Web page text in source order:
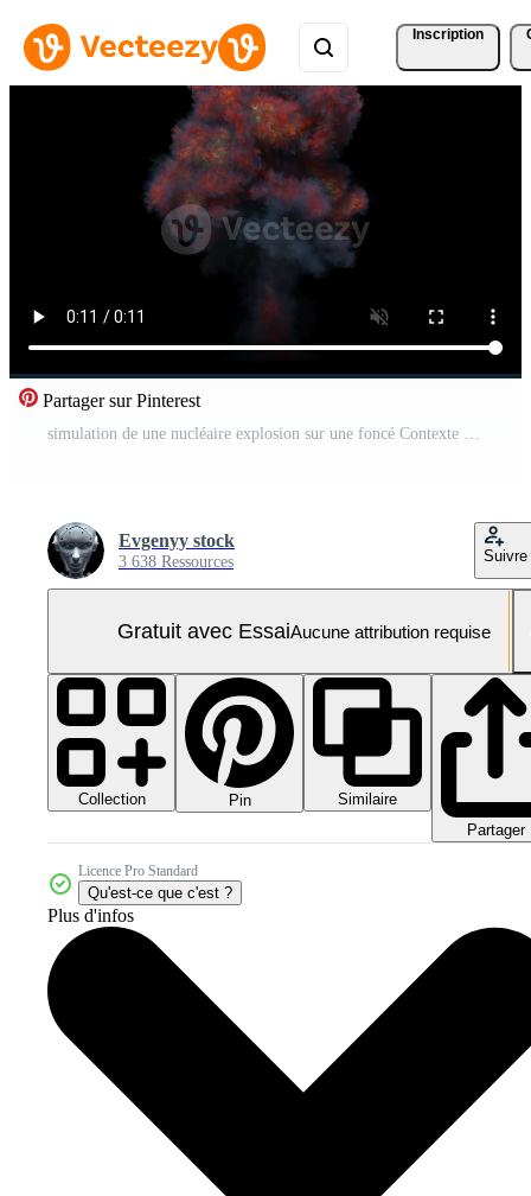
Inscription
Partager sur Pinterest
simulation de une nucléaire explosion sur une foncé Contexte Vidéo Pro
Evgenyy stock
3 638 Ressources Suivre
Gratuit avec EssaiAucune attribution requise
Collection Pin
Similaire
Partager
Licence Pro Standard
Qu'est-ce que c'est ?
Plus d'infos